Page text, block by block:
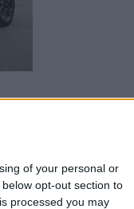
of your personal or
opt-out section to
processed you may